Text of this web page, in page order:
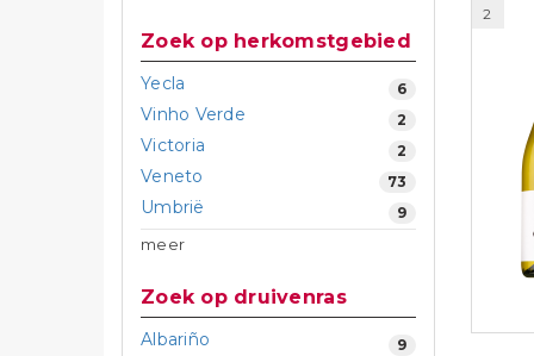
Zoek op herkomstgebied
Yecla 6
Vinho Verde 2
Victoria 2
Veneto 73
Umbrië 9
meer
Zoek op druivenras
Albariño 9
2